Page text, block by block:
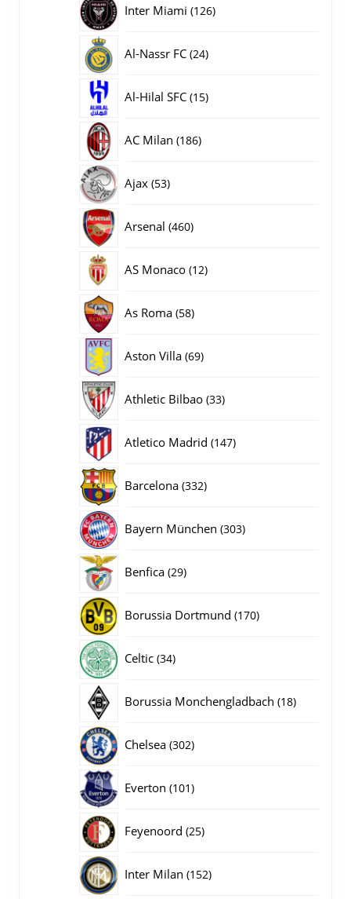
Inter Miami 126126
Al-Nassr FC 2424
Al-Hilal SFC 1515
AC Milan 186186
Ajax 5353
Arsenal 460460
AS Monaco 1212
As Roma 5858
Aston Villa 6969
Athletic Bilbao 3333
Atletico Madrid 147147
Barcelona 332332
Bayern München 303303
Benfica 2929
Borussia Dortmund 170170
Celtic 3434
Borussia Monchengladbach 1818
Chelsea 302302
Everton 101101
Feyenoord 2525
Inter Milan 152152